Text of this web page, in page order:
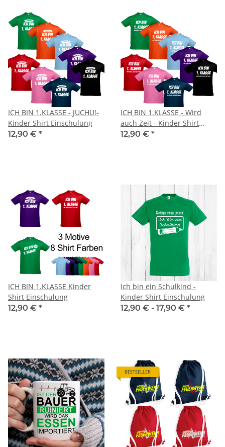
ICH BIN 1.KLASSE - JUCHU!-
Kinder Shirt Einschulung
12,90 € *
ICH BIN 1.KLASSE - Wird
auch Zeit - Kinder Shirt
Einschulung
12,90 € *
ICH BIN 1.KLASSE Kinder
Shirt Einschulung
12,90 € *
Ich bin ein Schulkind -
Kinder Shirt Einschulung
12,90 € - 17,90 € *
BESTSELLER